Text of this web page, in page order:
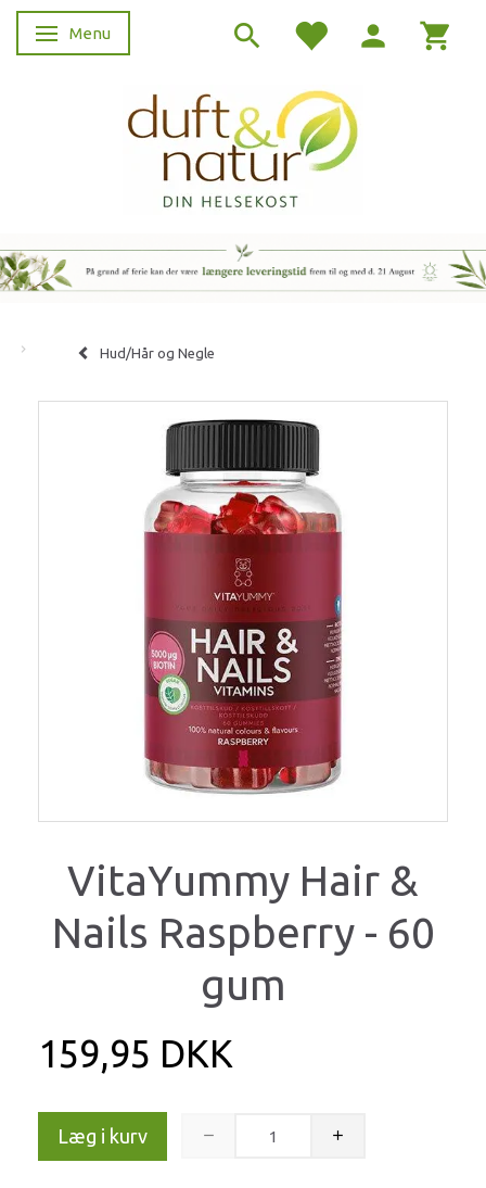
Skifte navigation
Menu
Hud/Hår og Negle
VitaYummy Hair &
Nails Raspberry - 60
gum
159,95 DKK
Læg i kurv